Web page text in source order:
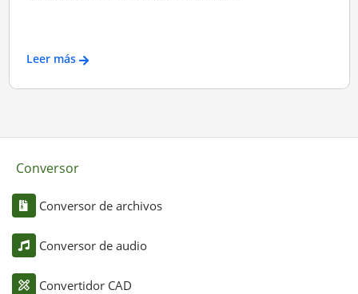
Leer más
Conversor
Conversor de archivos
Conversor de audio
Convertidor CAD